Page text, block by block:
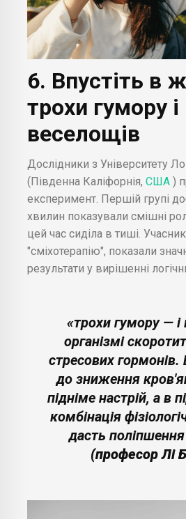
6. Впустіть в
трохи гумору і
веселощів
Дослідники з Університету
(Південна Каліфорнія, США )
експеримент. Першій групі
хвилин показували смішні
цей час сиділа в тиші.
"сміхотерапію", показали
результати у вирішенні
«трохи гумору —
організмі
стресових
до зниження
підніме настрій, а в
комбінація
дасть
(професор Лі